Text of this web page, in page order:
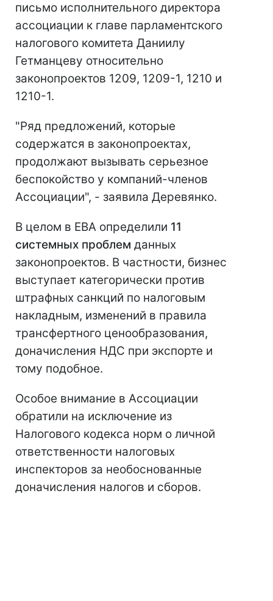
письмо исполнительного директора
ассоциации к главе парламентского
налогового комитета Даниилу
Гетманцеву относительно
законопроектов 1209, 1209-1, 1210 и
1210-1.
"Ряд предложений, которые
содержатся в законопроектах,
продолжают вызывать серьезное
беспокойство у компаний-членов
Ассоциации", - заявила Деревянко.
В целом в ЕВА определили 11
системных проблем данных
законопроектов. В частности, бизнес
выступает категорически против
штрафных санкций по налоговым
накладным, изменений в правила
трансфертного ценообразования,
доначисления НДС при экспорте и
тому подобное.
Особое внимание в Ассоциации
обратили на исключение из
Налогового кодекса норм о личной
ответственности налоговых
инспекторов за необоснованные
доначисления налогов и сборов.